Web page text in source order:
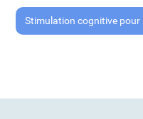
Stimulation cognitive